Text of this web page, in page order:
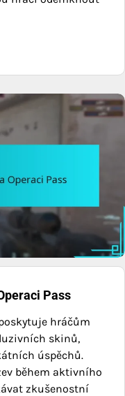
Pass
hráčům
skinů,
úspěchů.
během aktivního
zkušenostní